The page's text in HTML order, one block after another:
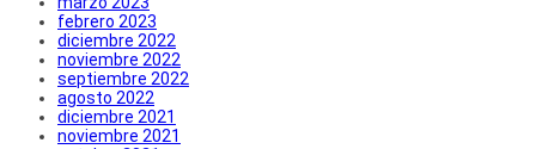
febrero 2023
diciembre 2022
noviembre 2022
septiembre 2022
agosto 2022
diciembre 2021
noviembre 2021